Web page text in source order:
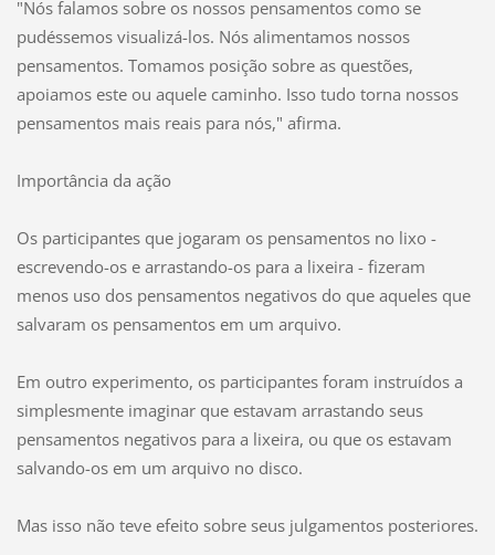
"Nós falamos sobre os nossos pensamentos como se
pudéssemos visualizá-los. Nós alimentamos nossos
pensamentos. Tomamos posição sobre as questões,
apoiamos este ou aquele caminho. Isso tudo torna nossos
pensamentos mais reais para nós," afirma.
Importância da ação
Os participantes que jogaram os pensamentos no lixo -
escrevendo-os e arrastando-os para a lixeira - fizeram
menos uso dos pensamentos negativos do que aqueles que
salvaram os pensamentos em um arquivo.
Em outro experimento, os participantes foram instruídos a
simplesmente imaginar que estavam arrastando seus
pensamentos negativos para a lixeira, ou que os estavam
salvando-os em um arquivo no disco.
Mas isso não teve efeito sobre seus julgamentos posteriores.